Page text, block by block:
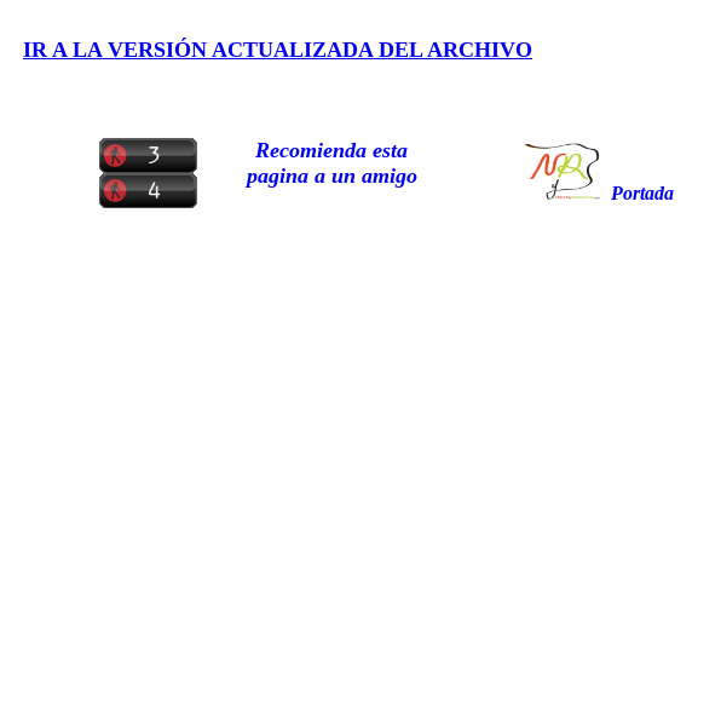
IR A LA VERSIÓN ACTUALIZADA DEL ARCHIVO
Recomienda esta
pagina a un amigo
Portada